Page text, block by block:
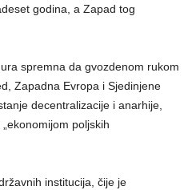
godina, a Zapad tog
spremna da gvozdenom rukom
Zapadna Evropa i Sjedinjene
decentralizacije i anarhije,
poljskih
institucija, čije je